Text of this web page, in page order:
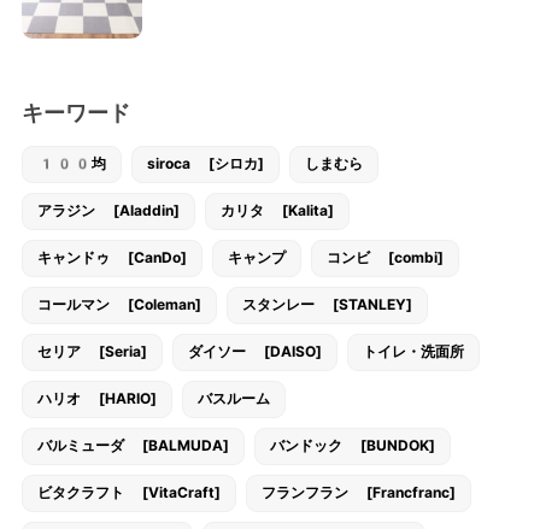
キーワード
100均 siroca [シロカ] しまむら
アラジン [Aladdin] カリタ [Kalita]
キャンドゥ [CanDo] キャンプ コンビ [combi]
コールマン [Coleman] スタンレー [STANLEY]
セリア [Seria] ダイソー [DAISO] トイレ・洗面所
ハリオ [HARIO] バスルーム
バルミューダ [BALMUDA] バンドック [BUNDOK]
ビタクラフト [VitaCraft] フランフラン [Francfranc]